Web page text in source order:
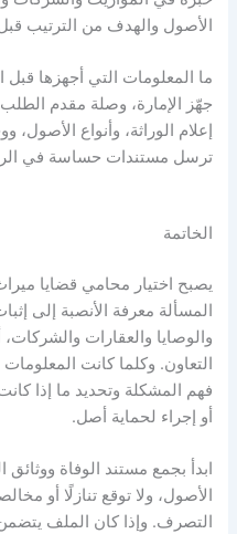
الأصول والهدف من الترتيب
ما المعلومات التي أجهزها قبل
جهّز الإمارة، وصلة مقدم الطلب
إعلام الوراثة، وأنواع
ترسل مستندات حساسة في
الخاتمة
يصبح اختيار محامي قضايا
المسألة معرفة الأنصبة إلى
والوصايا والعقارات
التعاون. وكلما كانت
فهم المشكلة وتحديد ما إذا
أو إجراء لحماية أصل.
ابدأ بجمع مستند الوفاة
الأصول، ولا توقع تنازلًا أو
التصرف. وإذا كان الملف